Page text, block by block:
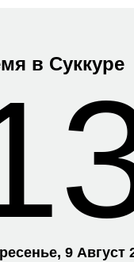
в Суккуре
9 Август